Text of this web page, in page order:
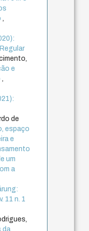
,
e
,
de
espaço
e
um
a
11 n. 1
da